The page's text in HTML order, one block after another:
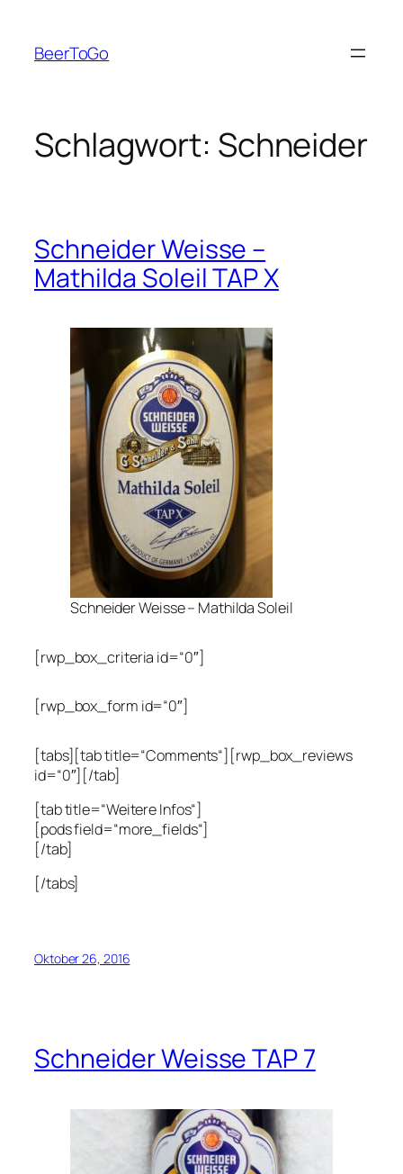
springen
BeerToGo
Schlagwort: Schneider
Schneider Weisse –
Mathilda Soleil TAP X
Schneider Weisse – Mathilda Soleil
[rwp_box_criteria id=“0″]
[rwp_box_form id=“0″]
[tabs][tab title=“Comments“][rwp_box_reviews
id=“0″][/tab]
[tab title=“Weitere Infos“]
[pods field=“more_fields“]
[/tab]
[/tabs]
Oktober 26, 2016
Schneider Weisse TAP 7